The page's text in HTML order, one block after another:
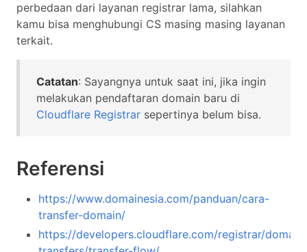
perbedaan dari layanan registrar lama, silahkan
kamu bisa menghubungi CS masing masing layanan
terkait.
Catatan: Sayangnya untuk saat ini, jika ingin
melakukan pendaftaran domain baru di
Cloudflare Registrar sepertinya belum bisa.
Referensi
https://www.domainesia.com/panduan/cara-
transfer-domain/
https://developers.cloudflare.com/registrar/